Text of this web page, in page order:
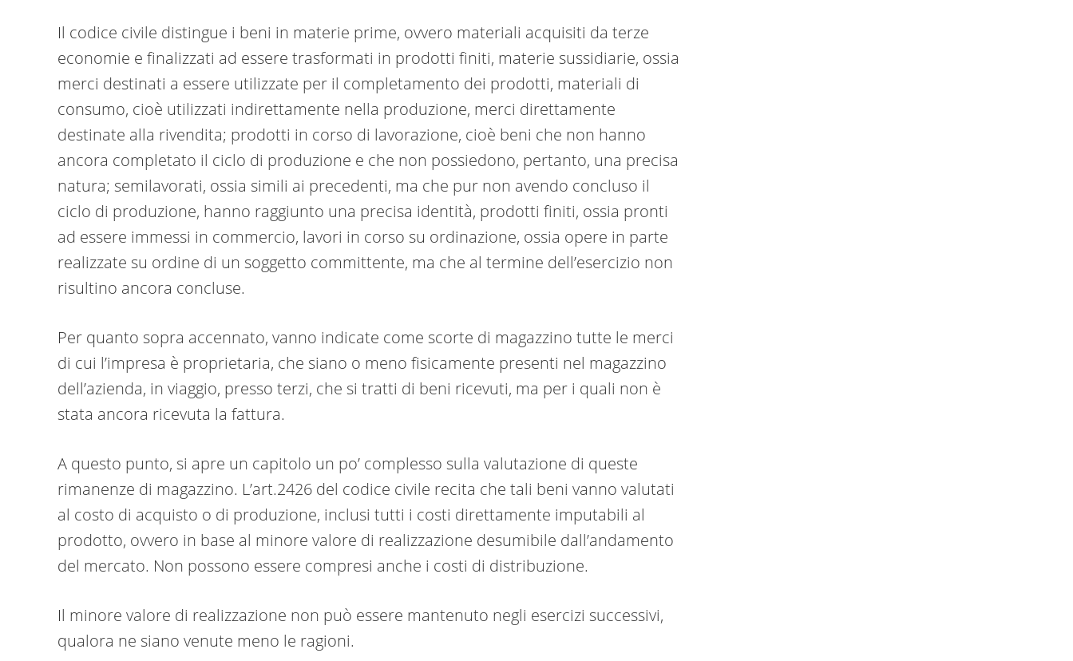
Il codice civile distingue i beni in materie prime, ovvero materiali acquisiti da terze
economie e finalizzati ad essere trasformati in prodotti finiti, materie sussidiarie, ossia
merci destinati a essere utilizzate per il completamento dei prodotti, materiali di
consumo, cioè utilizzati indirettamente nella produzione, merci direttamente
destinate alla rivendita; prodotti in corso di lavorazione, cioè beni che non hanno
ancora completato il ciclo di produzione e che non possiedono, pertanto, una precisa
natura; semilavorati, ossia simili ai precedenti, ma che pur non avendo concluso il
ciclo di produzione, hanno raggiunto una precisa identità, prodotti finiti, ossia pronti
ad essere immessi in commercio, lavori in corso su ordinazione, ossia opere in parte
realizzate su ordine di un soggetto committente, ma che al termine dell’esercizio non
risultino ancora concluse.
Per quanto sopra accennato, vanno indicate come scorte di magazzino tutte le merci
di cui l’impresa è proprietaria, che siano o meno fisicamente presenti nel magazzino
dell’azienda, in viaggio, presso terzi, che si tratti di beni ricevuti, ma per i quali non è
stata ancora ricevuta la fattura.
A questo punto, si apre un capitolo un po’ complesso sulla valutazione di queste
rimanenze di magazzino. L’art.2426 del codice civile recita che tali beni vanno valutati
al costo di acquisto o di produzione, inclusi tutti i costi direttamente imputabili al
prodotto, ovvero in base al minore valore di realizzazione desumibile dall’andamento
del mercato. Non possono essere compresi anche i costi di distribuzione.
Il minore valore di realizzazione non può essere mantenuto negli esercizi successivi,
qualora ne siano venute meno le ragioni.